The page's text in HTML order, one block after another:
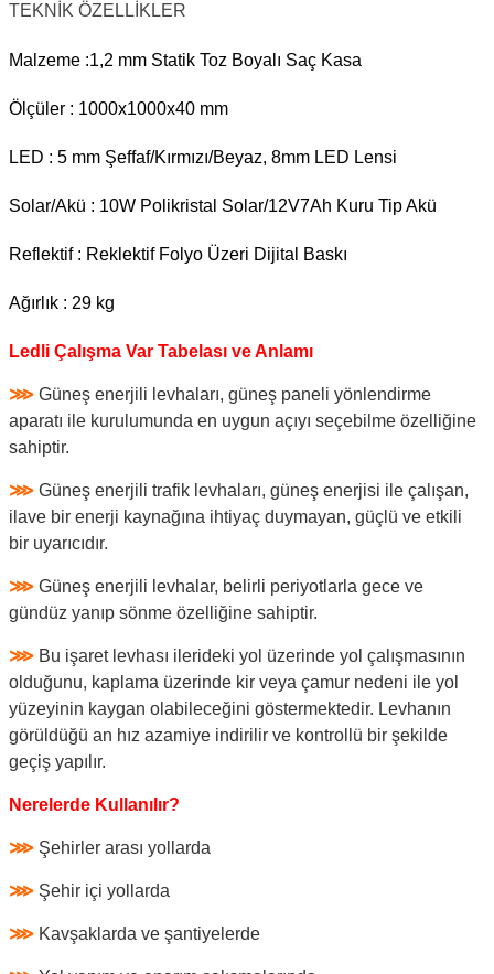
TEKNİK ÖZELLİKLER
Malzeme :1,2 mm Statik Toz Boyalı Saç Kasa
Ölçüler : 1000x1000x40 mm
LED : 5 mm Şeffaf/Kırmızı/Beyaz, 8mm LED Lensi
Solar/Akü : 10W Polikristal Solar/12V7Ah Kuru Tip Akü
Reflektif : Reklektif Folyo Üzeri Dijital Baskı
Ağırlık : 29 kg
Ledli Çalışma Var Tabelası ve Anlamı
⋙ Güneş enerjili levhaları, güneş paneli yönlendirme
aparatı ile kurulumunda en uygun açıyı seçebilme özelliğine
sahiptir.
⋙ Güneş enerjili trafik levhaları, güneş enerjisi ile çalışan,
ilave bir enerji kaynağına ihtiyaç duymayan, güçlü ve etkili
bir uyarıcıdır.
⋙ Güneş enerjili levhalar, belirli periyotlarla gece ve
gündüz yanıp sönme özelliğine sahiptir.
⋙ Bu işaret levhası ilerideki yol üzerinde yol çalışmasının
olduğunu, kaplama üzerinde kir veya çamur nedeni ile yol
yüzeyinin kaygan olabileceğini göstermektedir. Levhanın
görüldüğü an hız azamiye indirilir ve kontrollü bir şekilde
geçiş yapılır.
Nerelerde Kullanılır?
⋙ Şehirler arası yollarda
⋙ Şehir içi yollarda
⋙ Kavşaklarda ve şantiyelerde